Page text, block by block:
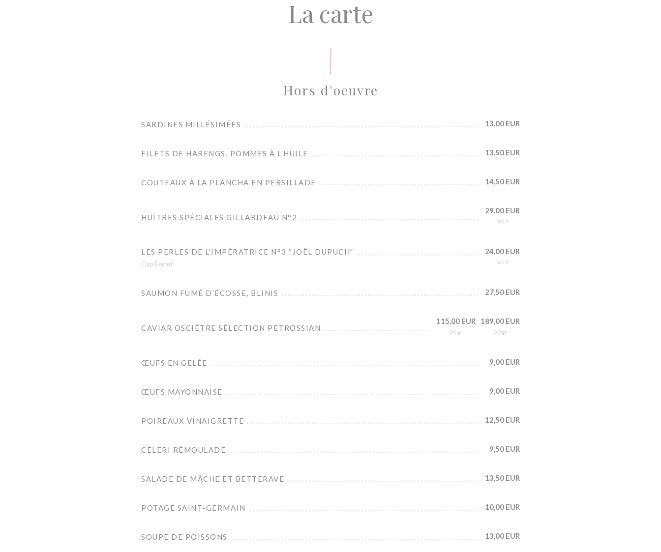
La carte
Hors d'oeuvre
SARDINES MILLÉSIMÉES 13,00 EUR
FILETS DE HARENGS, POMMES À L’HUILE 13,50 EUR
COUTEAUX À LA PLANCHA EN PERSILLADE 14,50 EUR
HUÎTRES SPÉCIALES GILLARDEAU N°2
29,00 EUR
les 6
LES PERLES DE L’IMPÉRATRICE N°3 “JOËL DUPUCH”
Cap Ferret
24,00 EUR
les 6
SAUMON FUMÉ D’ÉCOSSE, BLINIS 27,50 EUR
CAVIAR OSCIÈTRE SÉLECTION PETROSSIAN
115,00 EUR
30 gr
189,00 EUR
50 gr
ŒUFS EN GELÉE 9,00 EUR
ŒUFS MAYONNAISE 9,00 EUR
POIREAUX VINAIGRETTE 12,50 EUR
CÉLERI RÉMOULADE 9,50 EUR
SALADE DE MÂCHE ET BETTERAVE 13,50 EUR
POTAGE SAINT-GERMAIN 10,00 EUR
SOUPE DE POISSONS 13,00 EUR